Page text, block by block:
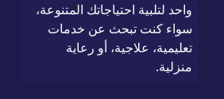
واحد لتلبية احتياجاتك المتنوعة،
سواء كنت تبحث عن خدمات
تعليمية، علاجية، أو رعاية
منزلية.